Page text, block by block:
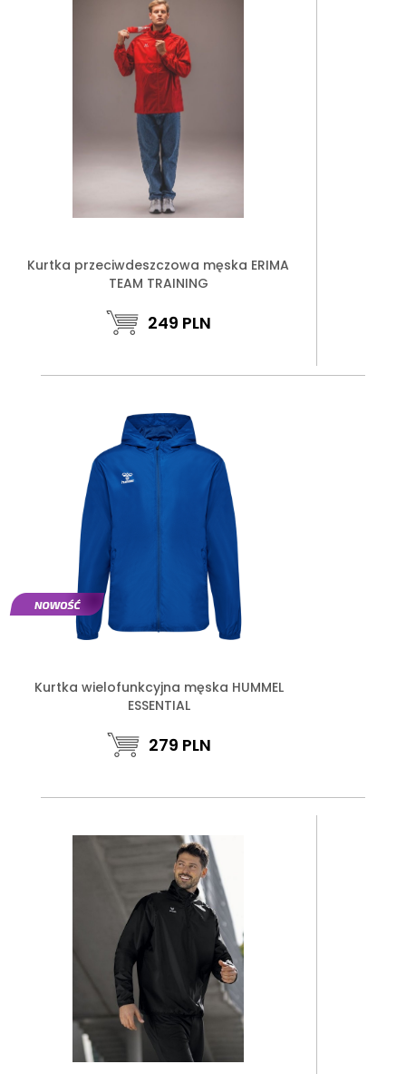
Kurtka przeciwdeszczowa męska ERIMA
TEAM TRAINING
249 PLN
Kurtka wielofunkcyjna męska HUMMEL
ESSENTIAL
279 PLN